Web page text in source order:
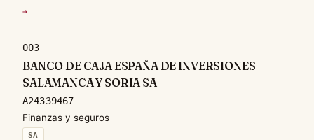
→
003
BANCO DE CAJA ESPAÑA DE INVERSIONES
SALAMANCA Y SORIA SA
A24339467
Finanzas y seguros
SA